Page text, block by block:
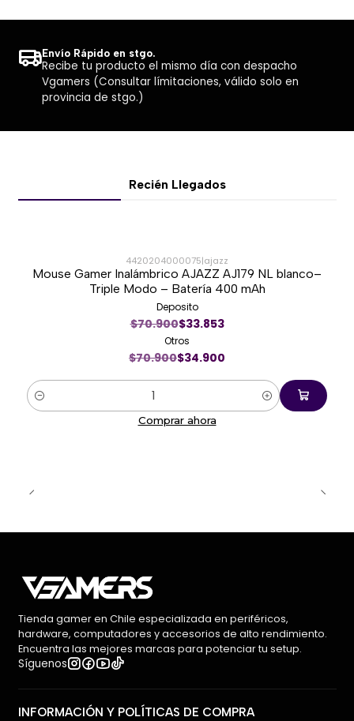
No corrosiva.
Compatible con GPU, VRAM, VRM, IC, notebooks y
consolas.
Ideal para gaming, mantenimiento y
Envío Rápido en stgo.
Recibe tu producto el mismo día con despacho
Vgamers (Consultar límitaciones, válido solo en
provincia de stgo.)
Recién Llegados
-51%
4420204000075|ajazz
Mouse Gamer Inalámbrico AJAZZ AJ179 NL blanco–
Triple Modo – Batería 400 mAh
Deposito
$70.900$33.853
Otros
$70.900$34.900
Cantidad
Comprar ahora
Tienda gamer en Chile especializada en periféricos,
hardware, computadores y accesorios de alto rendimiento.
Encuentra las mejores marcas para potenciar tu setup.
Síguenos
INFORMACIÓN Y POLÍTICAS DE COMPRA